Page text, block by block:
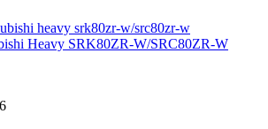
Heavy SRK80ZR-W/SRC80ZR-W